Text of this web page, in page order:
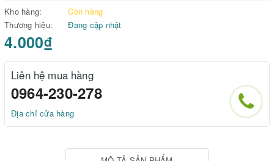
Kho hàng:
Còn hàng
Thương hiệu:
Đang cập nhật
4.000₫
Liên hệ mua hàng
0964-230-278
Địa chỉ cửa hàng